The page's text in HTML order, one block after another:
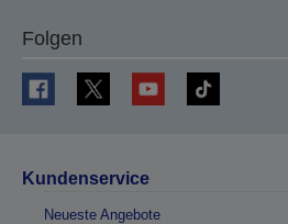
Folgen
Kundenservice
Neueste Angebote